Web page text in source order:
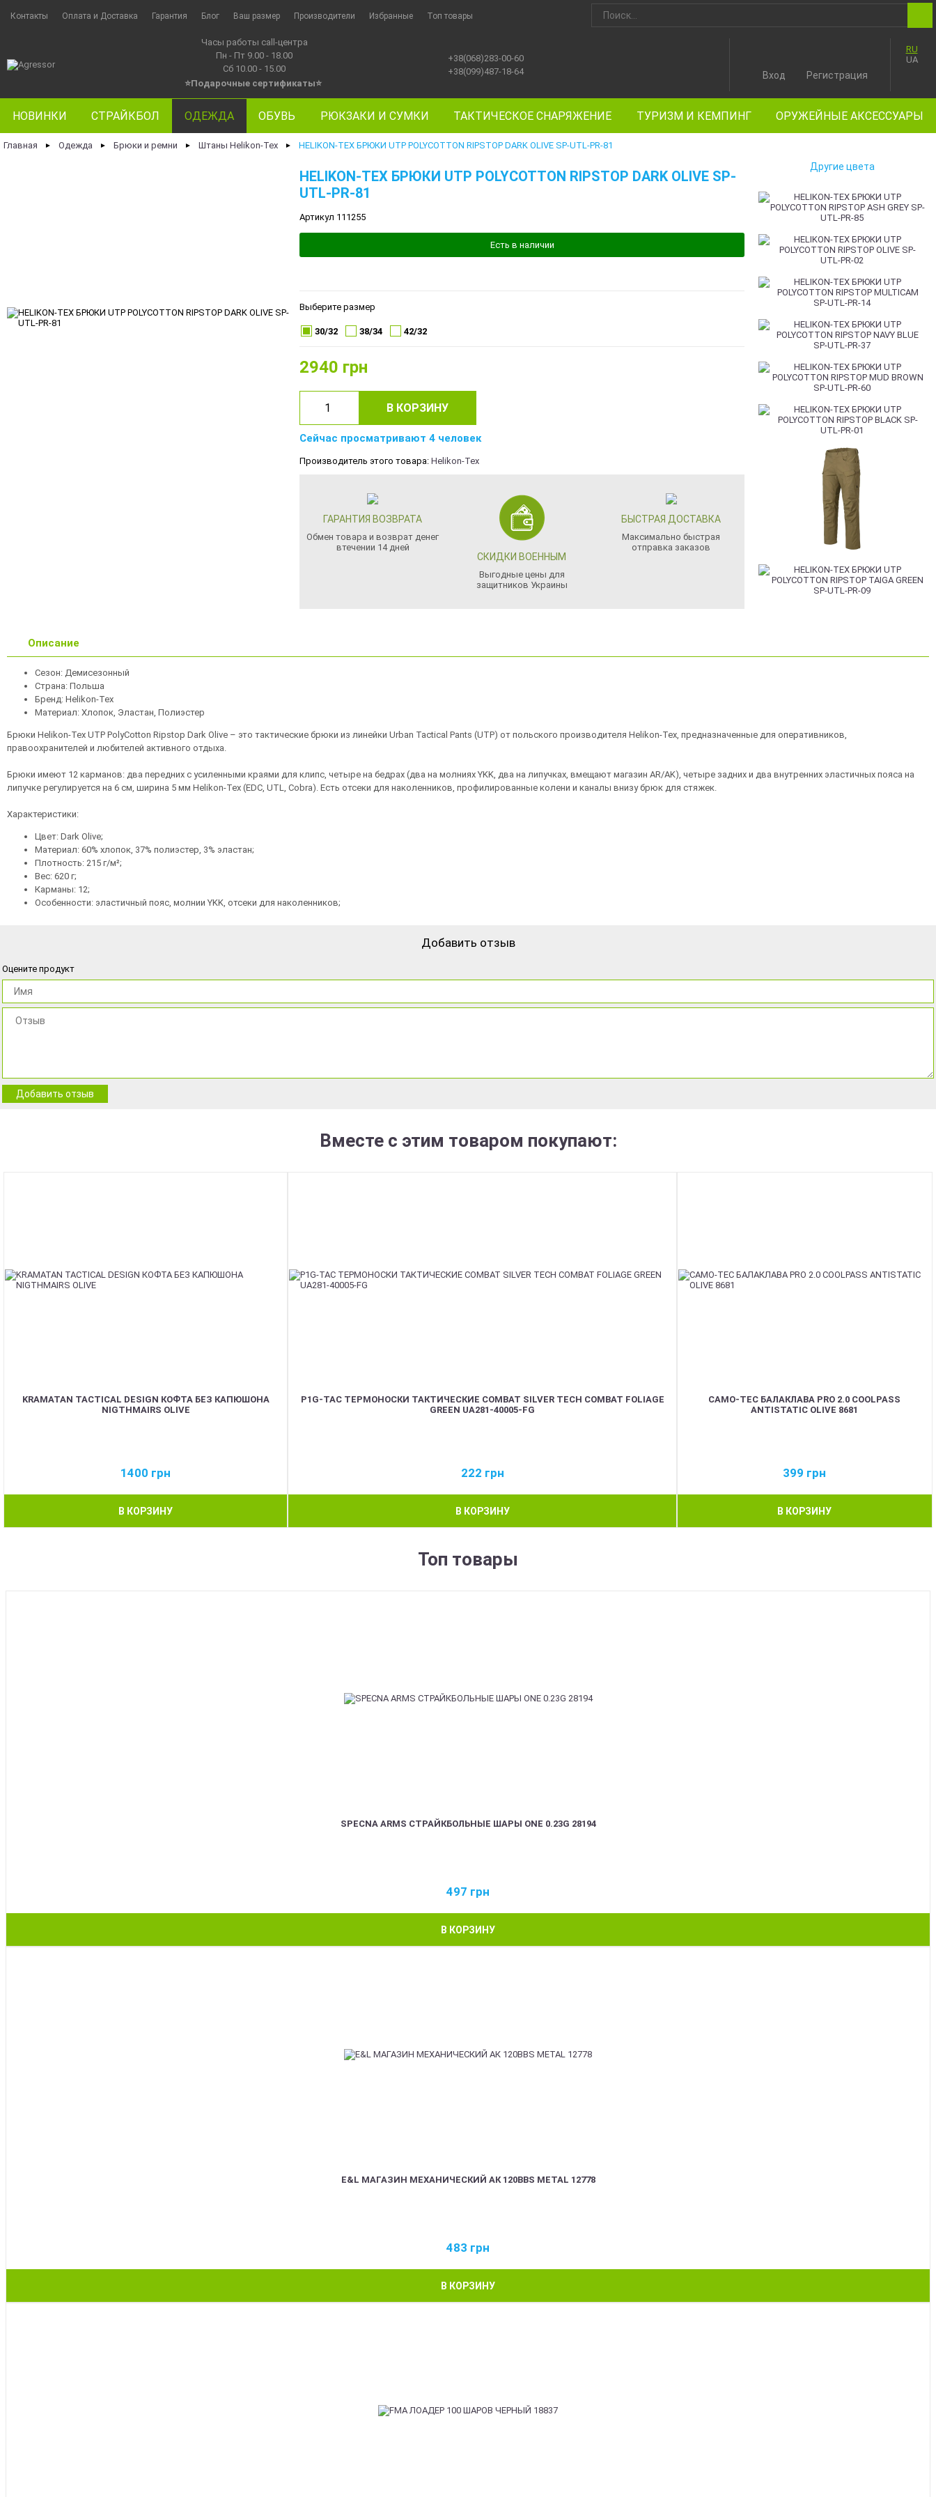
Контакты Оплата и Доставка Гарантия Блог Ваш размер Производители Избранные Топ товары
Часы работы call-центра
Пн - Пт 9.00 - 18.00
Сб 10.00 - 15.00
⭐Подарочные сертификаты⭐
+38(068)283-00-60
+38(099)487-18-64
RU
UA
Вход Регистрация
НОВИНКИ СТРАЙКБОЛ ОДЕЖДА ОБУВЬ РЮКЗАКИ И СУМКИ ТАКТИЧЕСКОЕ СНАРЯЖЕНИЕ ТУРИЗМ И КЕМПИНГ ОРУЖЕЙНЫЕ АКСЕССУАРЫ
Главная ► Одежда ► Брюки и ремни ► Штаны Helikon-Tex ► HELIKON-TEX БРЮКИ UTP POLYCOTTON RIPSTOP DARK OLIVE SP-UTL-PR-81
HELIKON-TEX БРЮКИ UTP POLYCOTTON RIPSTOP DARK OLIVE SP-
UTL-PR-81
Артикул 111255
Есть в наличии
Выберите размер
30/32 38/34 42/32
2940 грн
В КОРЗИНУ
Сейчас просматривают 4 человек
Производитель этого товара: Helikon-Tex
ГАРАНТИЯ ВОЗВРАТА
Обмен товара и возврат денег
втечении 14 дней
СКИДКИ ВОЕННЫМ
Выгодные цены для
защитников Украины
БЫСТРАЯ ДОСТАВКА
Максимально быстрая
отправка заказов
Другие цвета
Описание
Сезон: Демисезонный
Страна: Польша
Бренд: Helikon-Tex
Материал: Хлопок, Эластан, Полиэстер
Брюки Helikon-Tex UTP PolyCotton Ripstop Dark Olive – это тактические брюки из линейки Urban Tactical Pants (UTP) от польского производителя Helikon-Tex, предназначенные для оперативников,
правоохранителей и любителей активного отдыха.
Брюки имеют 12 карманов: два передних с усиленными краями для клипс, четыре на бедрах (два на молниях YKK, два на липучках, вмещают магазин AR/AK), четыре задних и два внутренних эластичных пояса на
липучке регулируется на 6 см, ширина 5 мм Helikon-Tex (EDC, UTL, Cobra). Есть отсеки для наколенников, профилированные колени и каналы внизу брюк для стяжек.
Характеристики:
Цвет: Dark Olive;
Материал: 60% хлопок, 37% полиэстер, 3% эластан;
Плотность: 215 г/м²;
Вес: 620 г;
Карманы: 12;
Особенности: эластичный пояс, молнии YKK, отсеки для наколенников;
Добавить отзыв
Оцените продукт
Добавить отзыв
Вместе с этим товаром покупают:
KRAMATAN TACTICAL DESIGN КОФТА БЕЗ КАПЮШОНА
NIGTHMAIRS OLIVE
1400 грн
В КОРЗИНУ
P1G-TAC ТЕРМОНОСКИ ТАКТИЧЕСКИЕ COMBAT SILVER TECH COMBAT FOLIAGE
GREEN UA281-40005-FG
222 грн
В КОРЗИНУ
CAMO-TEC БАЛАКЛАВА PRO 2.0 COOLPASS
ANTISTATIC OLIVE 8681
399 грн
В КОРЗИНУ
Топ товары
SPECNA ARMS СТРАЙКБОЛЬНЫЕ ШАРЫ ONE 0.23G 28194
497 грн
В КОРЗИНУ
E&L МАГАЗИН МЕХАНИЧЕСКИЙ АК 120BBS METAL 12778
483 грн
В КОРЗИНУ